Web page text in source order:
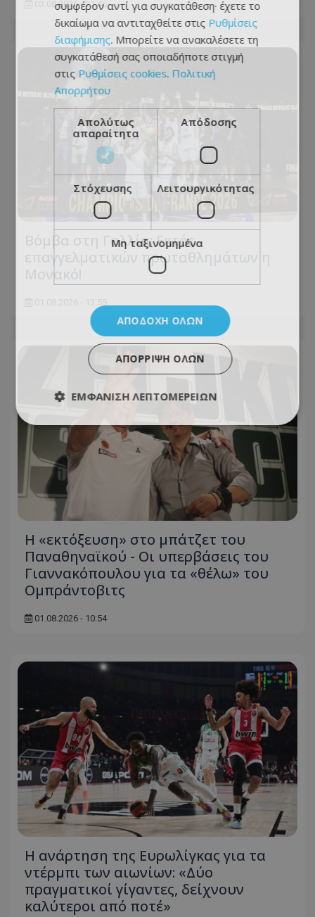
03.08.2026 - 21:46
Βόμβα στη Γαλλία: Εκτός
επαγγελματικών πρωταθλημάτων η
Η «εκτόξευση» στο μπάτζετ του
Παναθηναϊκού - Οι υπερβάσεις του
Γιαννακόπουλου για τα «θέλω» του
Ομπράντοβιτς
01.08.2026 - 10:54
Η ανάρτηση της Ευρωλίγκας για τα
ντέρμπι των αιωνίων: «Δύο
πραγματικοί γίγαντες, δείχνουν
καλύτεροι από ποτέ»
συμφέρον αντί για συγκατάθεση· έχετε το
δικαίωμα να αντιταχθείτε στις Ρυθμίσεις
διαφήμισης. Μπορείτε να ανακαλέσετε τη
συγκατάθεσή σας οποιαδήποτε στιγμή
στις Ρυθμίσεις cookies. Πολιτική
Απορρήτου
Απολύτως
απαραίτητα
Απόδοσης
Στόχευσης Λειτουργικότητας
Μη ταξινομημένα
ΑΠΟΔΟΧΉ ΌΛΩΝ
ΑΠΌΡΡΙΨΗ ΌΛΩΝ
ΕΜΦΆΝΙΣΗ ΛΕΠΤΟΜΕΡΕΙΏΝ